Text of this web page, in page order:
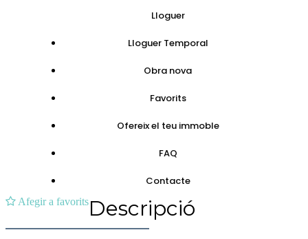
Lloguer
Lloguer Temporal
Obra nova
Favorits
Ofereix el teu immoble
FAQ
Contacte
Afegir a favoritsDescripció